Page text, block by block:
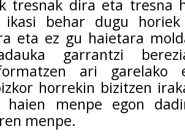
tresnak dira eta tresna
ikasi behar dugu
eta ez gu haietara
garrantzi
ari garelako
horrekin bizitzen
haien menpe egon
menpe.